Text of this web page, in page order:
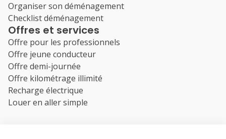
Organiser son déménagement
Checklist déménagement
Offres et services
Offre pour les professionnels
Offre jeune conducteur
Offre demi-journée
Offre kilométrage illimité
Recharge électrique
Louer en aller simple